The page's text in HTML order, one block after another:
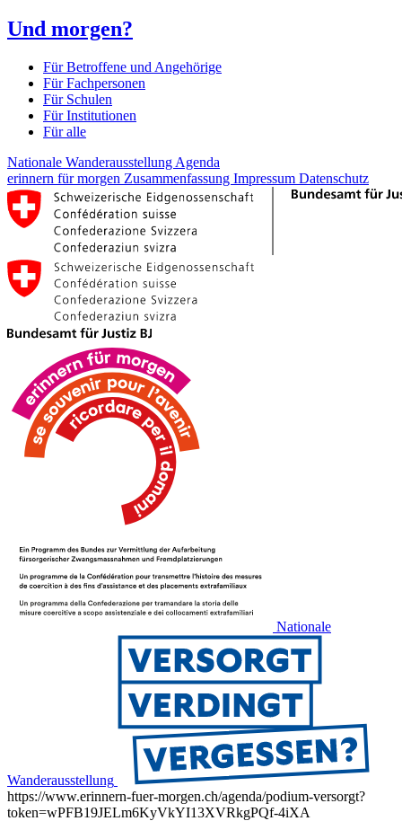
Und morgen?
Für Betroffene und Angehörige
Für Fachpersonen
Für Schulen
Für Institutionen
Für alle
Nationale Wanderausstellung Agenda
erinnern für morgen Zusammenfassung Impressum Datenschutz
Nationale
Wanderausstellung
https://www.erinnern-fuer-morgen.ch/agenda/podium-versorgt?
token=wPFB19JELm6KyVkYI13XVRkgPQf-4iXA